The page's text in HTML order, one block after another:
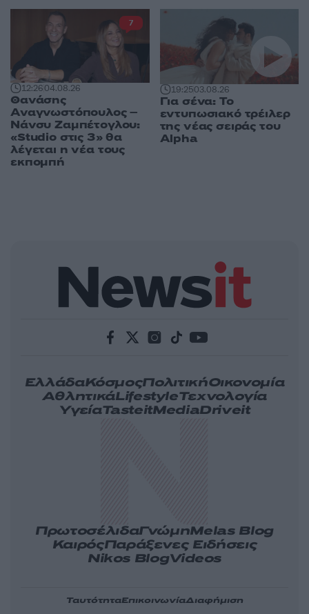
12:2604.08.26
Θανάσης
Αναγνωστόπουλος –
Νάνσυ Ζαμπέτογλου:
«Studio στις 3» θα
λέγεται η νέα τους
εκπομπή
7
19:2503.08.26
Για σένα: Το
εντυπωσιακό τρέιλερ
της νέας σειράς του
Alpha
ΕλλάδαΚόσμοςΠολιτικήΟικονομία
ΑθλητικάLifestyleΤεχνολογία
ΥγείαTasteitMediaDriveit
ΠρωτοσέλιδαΓνώμηMelas Blog
ΚαιρόςΠαράξενες Ειδήσεις
Nikos BlogVideos
ΤαυτότηταΕπικοινωνίαΔιαφήμιση